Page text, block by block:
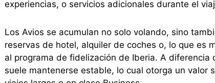
experiencias, o servicios adicionales durante el
Los Avios se acumulan no solo volando, sino
reservas de hotel, alquiler de coches o, lo que es
al programa de fidelización de Iberia. A
suele mantenerse estable, lo cual otorga un valor